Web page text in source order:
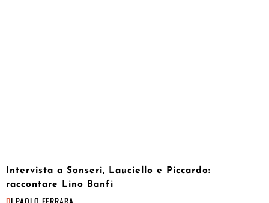
Intervista a Sonseri, Lauciello e Piccardo:
raccontare Lino Banfi